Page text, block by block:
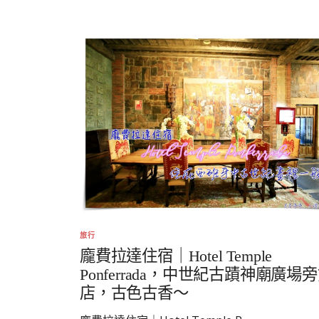
旅行
龐費拉達住宿｜Hotel Temple
Ponferrada，中世紀古蹟神廟廣場
店，古色古香～